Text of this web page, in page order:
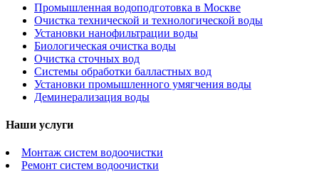
Промышленная водоподготовка в Москве
Очистка технической и технологической воды
Установки нанофильтрации воды
Биологическая очистка воды
Очистка сточных вод
Системы обработки балластных вод
Установки промышленного умягчения воды
Деминерализация воды
Наши услуги
Монтаж систем водоочистки
Ремонт систем водоочистки